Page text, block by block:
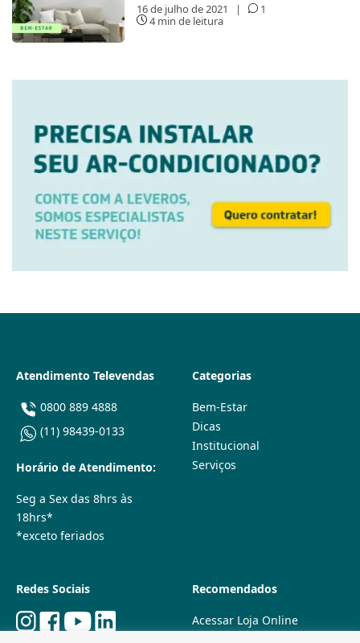
16 de julho de 2021 |
1
4 min de leitura
Atendimento Televendas
0800 889 4888
(11) 98439-0133
Horário de Atendimento:
Seg a Sex das 8hrs às
18hrs*
*exceto feriados
Categorias
Bem-Estar
Dicas
Institucional
Serviços
Redes Sociais Recomendados
Acessar Loja Online